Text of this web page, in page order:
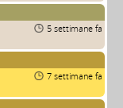
5 settimane fa
7 settimane fa